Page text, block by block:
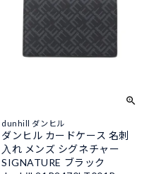
dunhill ダンヒル
ダンヒル カードケース 名刺
入れ メンズ シグネチャー
SIGNATURE ブラック